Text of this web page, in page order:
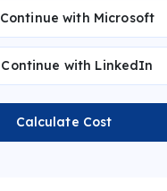
Continue with Microsoft
Continue with LinkedIn
Calculate Cost